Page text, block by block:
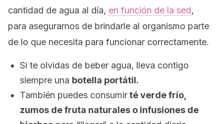
cantidad de agua al día, en función de la sed,
para asegurarnos de brindarle al organismo parte
de lo que necesita para funcionar correctamente.
Si te olvidas de beber agua, lleva contigo
siempre una botella portátil.
También puedes consumirté verde frío,
zumos de fruta naturales o infusiones de